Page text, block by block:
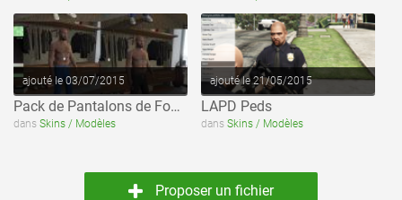
ajouté le 03/07/2015
Pack de Pantalons de Football (Adidas)
dans Skins / Modèles
ajouté le 21/05/2015
LAPD Peds
dans Skins / Modèles
Proposer un fichier